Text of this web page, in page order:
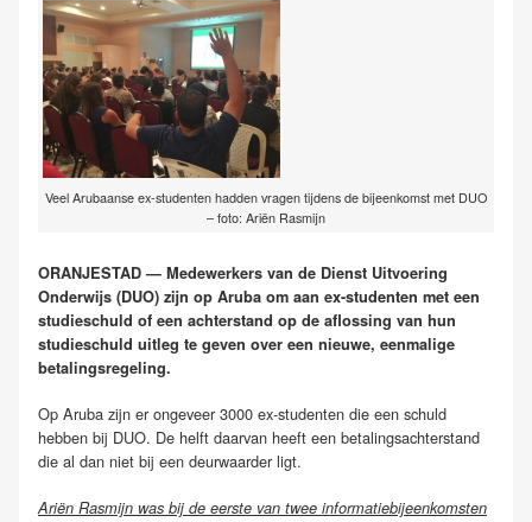
Veel Arubaanse ex-studenten hadden vragen tijdens de bijeenkomst met DUO
– foto: Ariën Rasmijn
ORANJESTAD — Medewerkers van de Dienst Uitvoering
Onderwijs (DUO) zijn op Aruba om aan ex-studenten met een
studieschuld of een achterstand op de aflossing van hun
studieschuld uitleg te geven over een nieuwe, eenmalige
betalingsregeling.
Op Aruba zijn er ongeveer 3000 ex-studenten die een schuld
hebben bij DUO. De helft daarvan heeft een betalingsachterstand
die al dan niet bij een deurwaarder ligt.
Ariën Rasmijn was bij de eerste van twee informatiebijeenkomsten